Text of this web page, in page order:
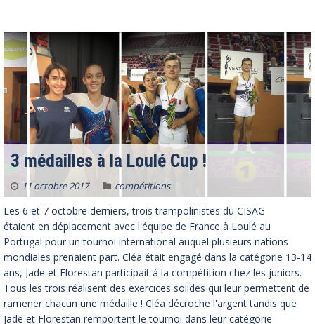
3 médailles à la Loulé Cup !
11 octobre 2017 compétitions
Les 6 et 7 octobre derniers, trois trampolinistes du CISAG
étaient en déplacement avec l'équipe de France à Loulé au
Portugal pour un tournoi international auquel plusieurs nations
mondiales prenaient part. Cléa était engagé dans la catégorie 13-14
ans, Jade et Florestan participait à la compétition chez les juniors.
Tous les trois réalisent des exercices solides qui leur permettent de
ramener chacun une médaille ! Cléa décroche l'argent tandis que
Jade et Florestan remportent le tournoi dans leur catégorie